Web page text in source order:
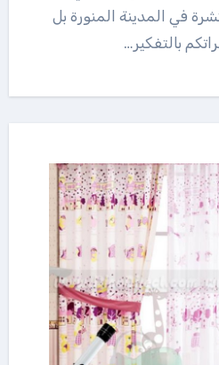
في المدينة المنورة بل
بالتفكير…